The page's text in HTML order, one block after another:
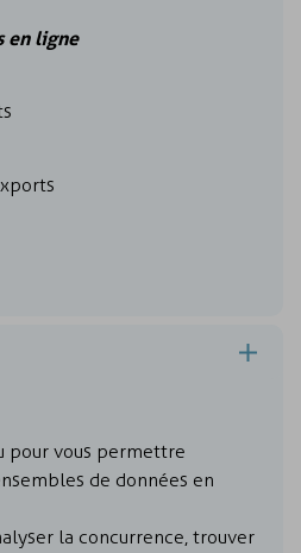
en ligne
pour vous permettre
de données en
la concurrence, trouver